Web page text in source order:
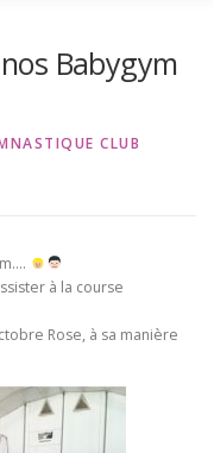
Babygym
CLUB
à la course
Rose, à sa manière